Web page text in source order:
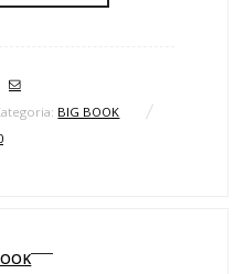
BIG BOOK